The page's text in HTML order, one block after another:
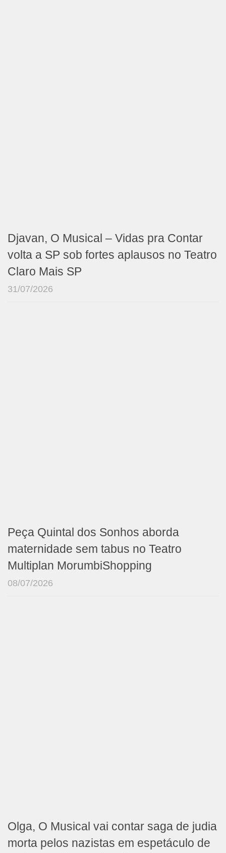
Djavan, O Musical – Vidas pra Contar
volta a SP sob fortes aplausos no Teatro
Claro Mais SP
31/07/2026
Peça Quintal dos Sonhos aborda
maternidade sem tabus no Teatro
Multiplan MorumbiShopping
08/07/2026
Olga, O Musical vai contar saga de judia
morta pelos nazistas em espetáculo de